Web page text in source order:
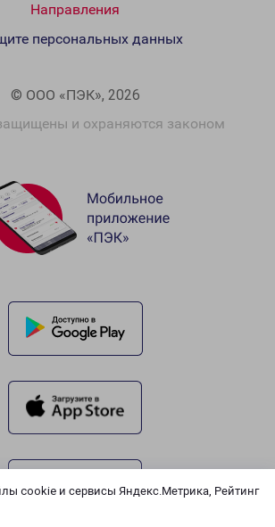
cookie и сервисы Яндекс.Метрика, Рейтинг
Направления
© ООО «ПЭК», 2026
и охраняются законом
персональных данных